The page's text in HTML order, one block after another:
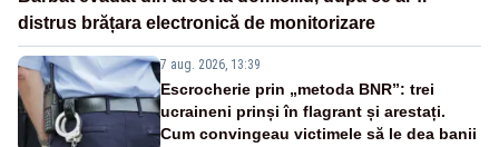
distrus brățara electronică de monitorizare
7 aug. 2026, 13:39
Escrocherie prin „metoda BNR”: trei
ucraineni prinși în flagrant și arestați.
Cum convingeau victimele să le dea banii